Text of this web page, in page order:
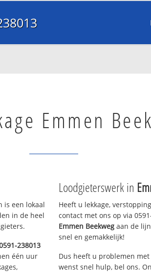
Emmen
is een lokaal
in de heel
238013
één uur
Loodgieterswerk in
Heeft u lekkage,
contact met ons op via
Emmen Beekweg aan de
snel en gemakkelijk!
Dus heeft u problemen
wenst snel hulp, bel ons.